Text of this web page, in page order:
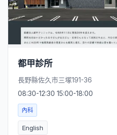
都甲診所
長野縣佐久市三塚191-36
08:30-12:30 15:00-18:00
內科
English